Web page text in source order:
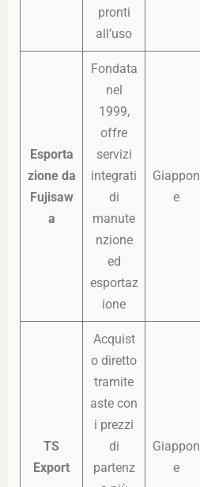
pronti
all’uso
Esporta
zione da
Fujisaw
a
Fondata
nel
1999,
offre
servizi
integrati
di
manute
nzione
ed
esportaz
ione
Giappon
e
TS
Export
Acquist
o diretto
tramite
aste con
i prezzi
di
partenz
Giappon
e